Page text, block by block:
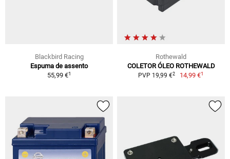
Blackbird Racing
Espuma de assento
55,99 €1
Rothewald
COLETOR ÓLEO ROTHEWALD
PVP 19,99 €2 14,99 €1